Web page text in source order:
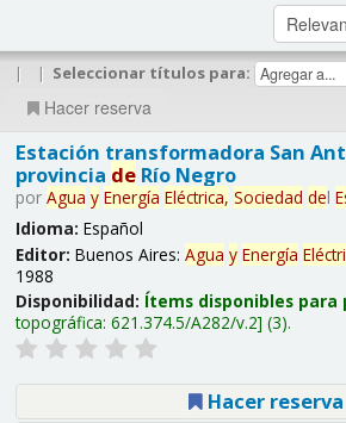
| | Seleccionar títulos para:
Hacer reserva
Estación transformadora San
provincia deRío Negro
por Agua y Energía Eléctrica, Sociedad del
Idioma: Español
Editor: Buenos Aires: Agua y Energía
1988
Disponibilidad: Ítems disponibles para
topográfica: 621.374.5/A282/v.2 (3).
Hacer reserva